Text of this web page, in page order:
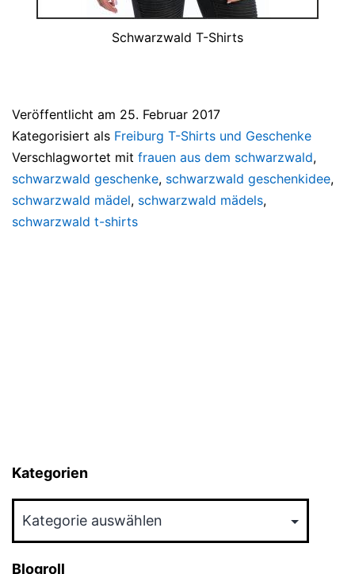
Schwarzwald T-Shirts
Veröffentlicht am 25. Februar 2017
Kategorisiert als Freiburg T-Shirts und Geschenke
Verschlagwortet mit frauen aus dem schwarzwald,
schwarzwald geschenke, schwarzwald geschenkidee,
schwarzwald mädel, schwarzwald mädels,
schwarzwald t-shirts
Kategorien
Blogroll